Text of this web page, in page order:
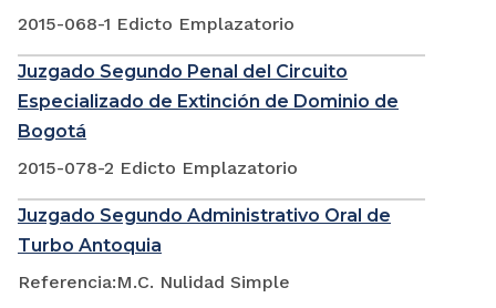
2015-068-1 Edicto Emplazatorio
Juzgado Segundo Penal del Circuito
Especializado de Extinción de Dominio de
Bogotá
2015-078-2 Edicto Emplazatorio
Juzgado Segundo Administrativo Oral de
Turbo Antoquia
Referencia:M.C. Nulidad Simple